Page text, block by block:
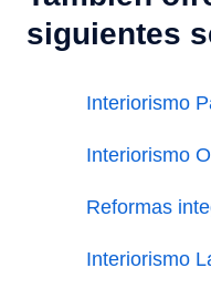
siguientes
Interiorismo
Interiorismo
Reformas
Interiorismo